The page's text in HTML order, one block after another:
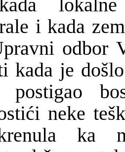
i kada
odbor
kada je
neke
ka